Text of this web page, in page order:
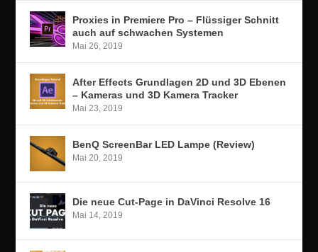
Proxies in Premiere Pro – Flüssiger Schnitt
auch auf schwachen Systemen
Mai 26, 2019
After Effects Grundlagen 2D und 3D Ebenen
– Kameras und 3D Kamera Tracker
Mai 23, 2019
BenQ ScreenBar LED Lampe (Review)
Mai 20, 2019
Die neue Cut-Page in DaVinci Resolve 16
Mai 14, 2019